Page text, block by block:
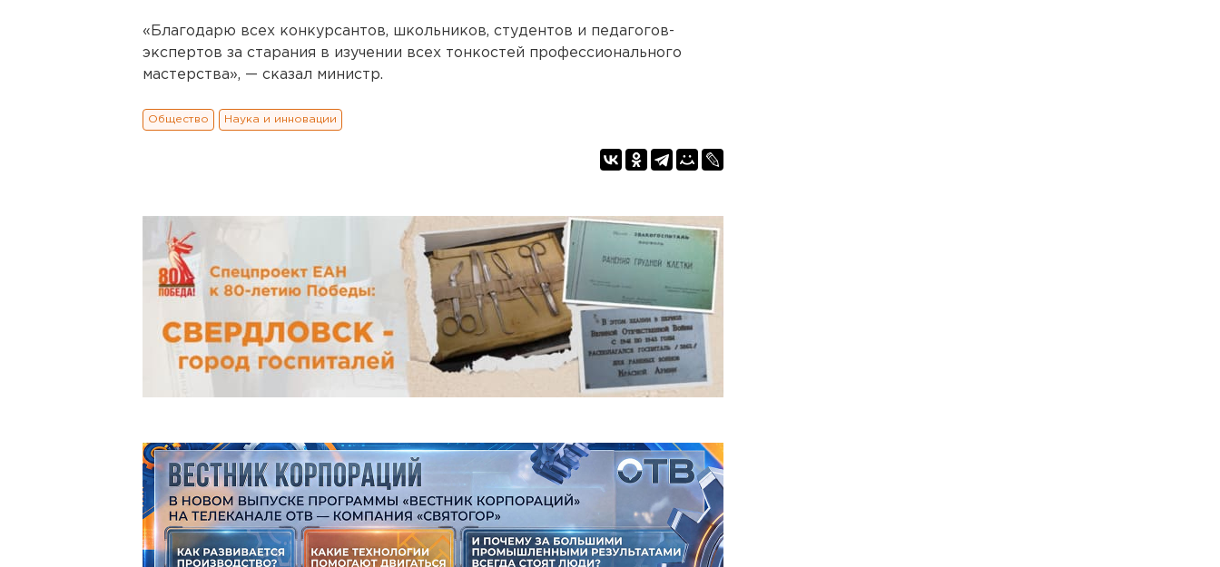
«Благодарю всех конкурсантов, школьников, студентов и педагогов-
экспертов за старания в изучении всех тонкостей профессионального
мастерства», — сказал министр.
Общество Наука и инновации